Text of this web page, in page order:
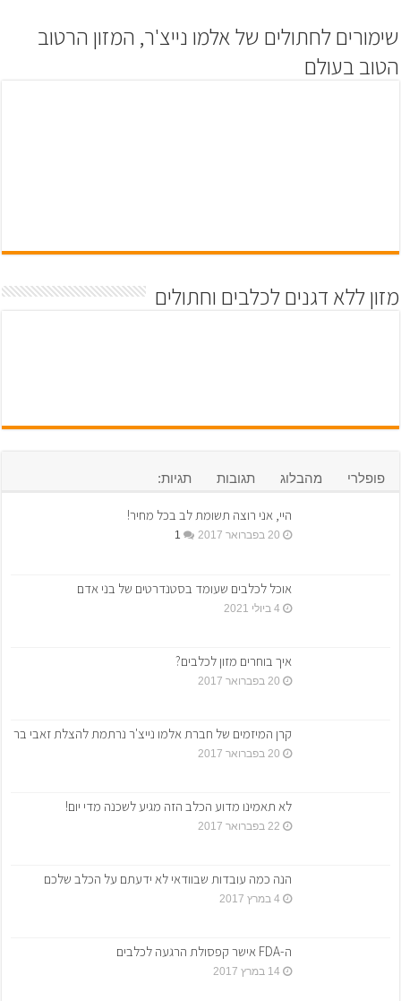
שימורים לחתולים של אלמו נייצ'ר, המזון הרטוב
הטוב בעולם
מזון ללא דגנים לכלבים וחתולים
פופלרי מהבלוג תגובות תגיות:
היי, אני רוצה תשומת לב בכל מחיר!
20 בפברואר 2017 1
אוכל לכלבים שעומד בסטנדרטים של בני אדם
4 ביולי 2021
איך בוחרים מזון לכלבים?
20 בפברואר 2017
קרן המיזמים של חברת אלמו נייצ'ר נרתמת להצלת זאבי בר
20 בפברואר 2017
לא תאמינו מדוע הכלב הזה מגיע לשכנה מדי יום!
22 בפברואר 2017
הנה כמה עובדות שבוודאי לא ידעתם על הכלב שלכם
4 במרץ 2017
ה-FDA אישר קפסולת הרגעה לכלבים
14 במרץ 2017